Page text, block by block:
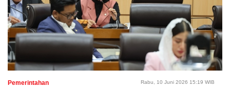
Pemerintahan Rabu, 10 Juni 2026 15:19 WIB